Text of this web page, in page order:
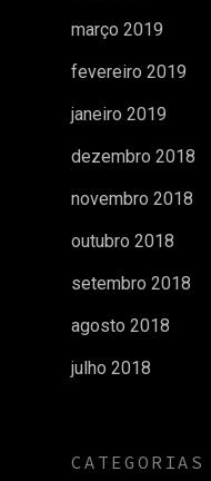
março 2019
fevereiro 2019
janeiro 2019
dezembro 2018
novembro 2018
outubro 2018
setembro 2018
agosto 2018
julho 2018
CATEGORIAS